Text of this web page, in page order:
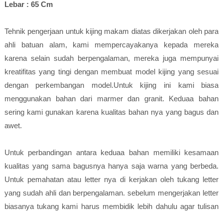
Lebar : 65 Cm
Tehnik pengerjaan untuk kijing makam diatas dikerjakan oleh para
ahli batuan alam, kami mempercayakanya kepada mereka
karena selain sudah berpengalaman, mereka juga mempunyai
kreatifitas yang tingi dengan membuat model kijing yang sesuai
dengan perkembangan model.Untuk kijing ini kami biasa
menggunakan bahan dari marmer dan granit. Keduaa bahan
sering kami gunakan karena kualitas bahan nya yang bagus dan
awet.
Untuk perbandingan antara keduaa bahan memiliki kesamaan
kualitas yang sama bagusnya hanya saja warna yang berbeda.
Untuk pemahatan atau letter nya di kerjakan oleh tukang letter
yang sudah ahli dan berpengalaman. sebelum mengerjakan letter
biasanya tukang kami harus membidik lebih dahulu agar tulisan